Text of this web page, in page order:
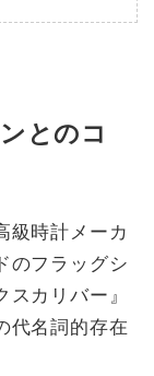
とのコ
級時計メーカ
のフラッグシ
カリバー』
代名詞的存在